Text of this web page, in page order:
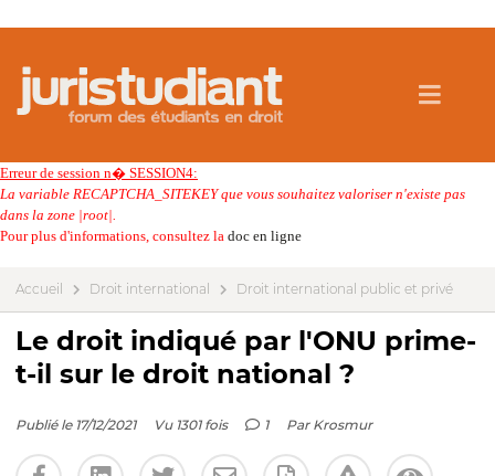
Erreur de session n� SESSION4:
La variable RECAPTCHA_SITEKEY que vous souhaitez valoriser n'existe pas
dans la zone |root|.
Pour plus d'informations, consultez la doc en ligne
Accueil Droit international Droit international public et privé
Le droit indiqué par l'ONU prime-
t-il sur le droit national ?
Publié le 17/12/2021 Vu 1301 fois 1 Par Krosmur